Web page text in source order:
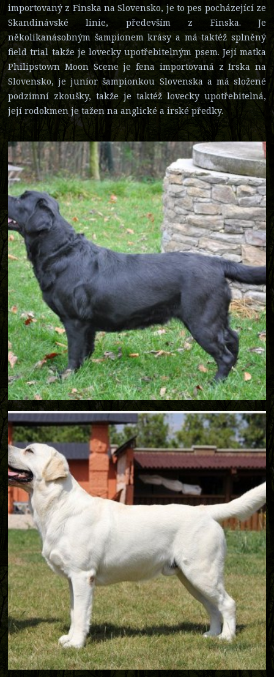
importovaný z Finska na Slovensko, je to pes pocházející ze
Skandinávské linie, především z Finska. Je
několikanásobným šampionem krásy a má taktéž splněný
field trial takže je lovecky upotřebitelným psem. Její matka
Philipstown Moon Scene je fena importovaná z Irska na
Slovensko, je junior šampionkou Slovenska a má složené
podzimní zkoušky, takže je taktéž lovecky upotřebitelná,
její rodokmen je tažen na anglické a irské předky.